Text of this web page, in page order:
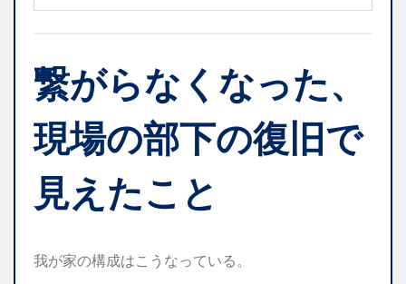
繋がらなくなった、
現場の部下の復旧で
見えたこと
我が家の構成はこうなっている。